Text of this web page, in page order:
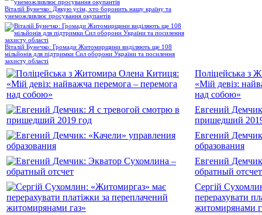
Віталій Бунечко: Дякую усім, хто боронить нашу країну та
унеможливлює просування окупантів
Віталій Бунечко: Громади Житомирщини виділяють ще 108
мільйонів для підтримки Сил оборони України та посилення
захисту області
Поліцейська з
«Мій девіз:
над собою»
Евгений
пришедший
Евгений
образования
Евгений
обратный отсчет
Сергій
перерахувати
житомирянами